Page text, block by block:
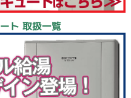
ト 取扱一覧